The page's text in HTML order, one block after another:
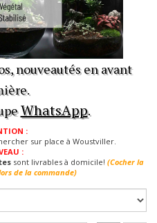
nouveautés en avant
WhatsApp.
:
sur place à Woustviller.
:
sont livrables à domicile! (Cocher la
de la commande)